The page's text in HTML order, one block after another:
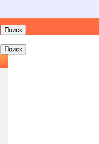
Поиск
Поиск